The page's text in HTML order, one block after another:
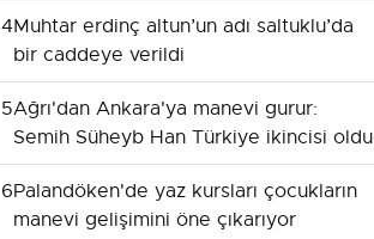
4Muhtar erdinç altun’un adı saltuklu’da
bir caddeye verildi
5Ağrı'dan Ankara'ya manevi gurur:
Semih Süheyb Han Türkiye ikincisi oldu
6Palandöken'de yaz kursları çocukların
manevi gelişimini öne çıkarıyor